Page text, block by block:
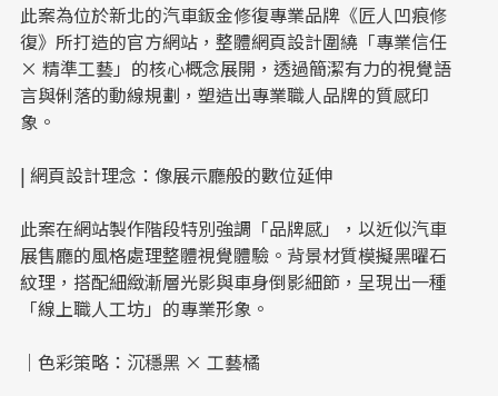
此案為位於新北的汽車鈑金修復專業品牌《匠人凹痕修
復》所打造的官方網站，整體網頁設計圍繞「專業信任
× 精準工藝」的核心概念展開，透過簡潔有力的視覺語
言與俐落的動線規劃，塑造出專業職人品牌的質感印
象。
| 網頁設計理念：像展示廳般的數位延伸
此案在網站製作階段特別強調「品牌感」，以近似汽車
展售廳的風格處理整體視覺體驗。背景材質模擬黑曜石
紋理，搭配細緻漸層光影與車身倒影細節，呈現出一種
「線上職人工坊」的專業形象。
｜色彩策略：沉穩黑 × 工藝橘